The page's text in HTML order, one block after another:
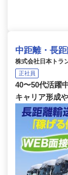
中距離・長
株式会社日本トラ
正社員
40〜50代活躍
キャリア形成